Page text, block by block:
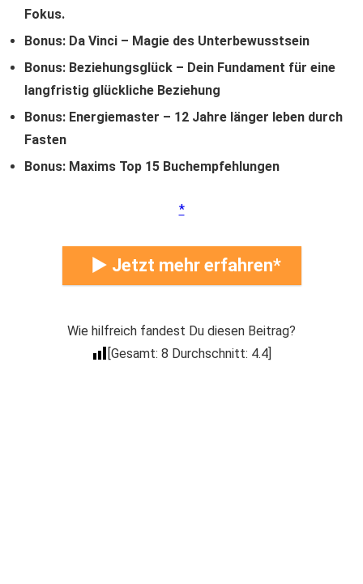
Fokus.
Bonus: Da Vinci – Magie des Unterbewusstsein
Bonus: Beziehungsglück – Dein Fundament für eine
langfristig glückliche Beziehung
Bonus: Energiemaster – 12 Jahre länger leben durch
Fasten
Bonus: Maxims Top 15 Buchempfehlungen
► Jetzt mehr erfahren
Wie hilfreich fandest Du diesen Beitrag?
[Gesamt: 8 Durchschnitt: 4.4]